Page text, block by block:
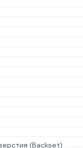
(Backset)